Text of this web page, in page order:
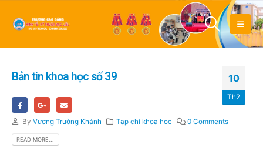
10
Th2
Bản tin khoa học số 39
By Vương Trường Khánh Tạp chí khoa học 0 Comments
READ MORE...